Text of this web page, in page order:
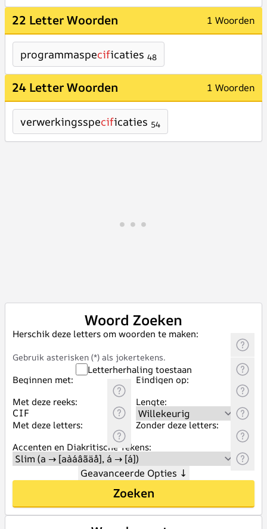
22 Letter Woorden 1 Woorden
programmaspecificaties 48
24 Letter Woorden 1 Woorden
verwerkingsspecificaties 54
Woord Zoeken
Herschik deze letters om woorden te maken:
Gebruik asterisken (*) als jokertekens.
Letterherhaling toestaan
Beginnen met:
Eindigen op:
Met deze reeks:
Lengte:
Met deze letters:
Zonder deze letters:
Accenten en Diakritische Tekens:
Geavanceerde Opties ↓
Zoeken